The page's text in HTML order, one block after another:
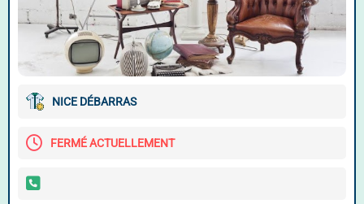
NICE DÉBARRAS
FERMÉ ACTUELLEMENT